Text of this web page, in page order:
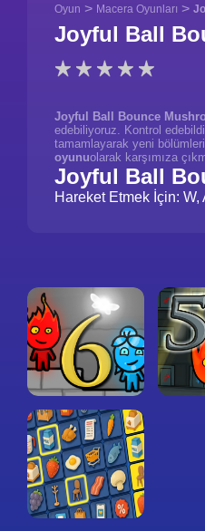
Oyun > Macera Oyunları >
Joyful Ball
Joyful Ball Bounce
edebiliyoruz. Kontrol
tamamlayarak yeni
oyunuolarak karşımıza
Joyful Ball
Hareket Etmek İçin: W,